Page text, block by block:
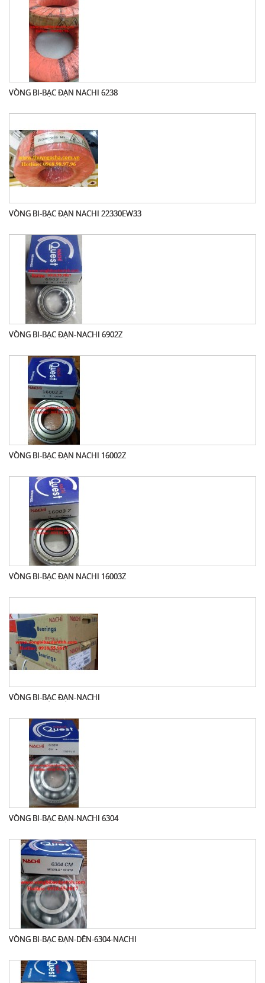
VÒNG BI-BẠC ĐẠN NACHI 6238
VÒNG BI-BẠC ĐẠN NACHI 22330EW33
VÒNG BI-BẠC ĐẠN-NACHI 6902Z
VÒNG BI-BẠC ĐẠN NACHI 16002Z
VÒNG BI-BẠC ĐẠN NACHI 16003Z
VÒNG BI-BẠC ĐẠN-NACHI
VÒNG BI-BẠC ĐẠN-NACHI 6304
VÒNG BI-BẠC ĐẠN-DÊN-6304-NACHI